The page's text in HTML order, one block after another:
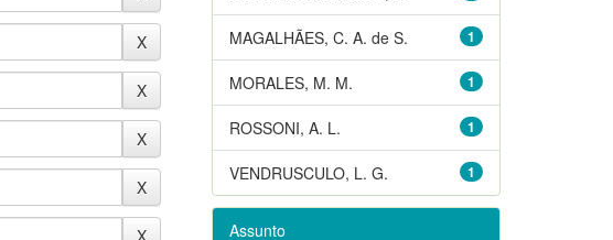
1
MAGALHÃES, C. A. de S.
1
MORALES, M. M.
1
ROSSONI, A. L.
1
VENDRUSCULO, L. G.
Assunto